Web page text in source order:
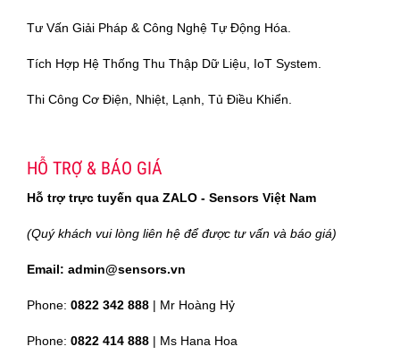
Tư Vấn Giải Pháp & Công Nghệ Tự Động Hóa.
Tích Hợp Hệ Thống Thu Thập Dữ Liệu, IoT System.
Thi Công Cơ Điện, Nhiệt, Lạnh, Tủ Điều Khiển.
HỖ TRỢ & BÁO GIÁ
Hỗ trợ trực tuyến qua ZALO - Sensors Việt Nam
(Quý khách vui lòng liên hệ để được tư vấn và báo giá)
Email: admin@sensors.vn
Phone: 0822 342 888 | Mr Hoàng Hỷ
Phone: 0822 414 888 | Ms Hana Hoa